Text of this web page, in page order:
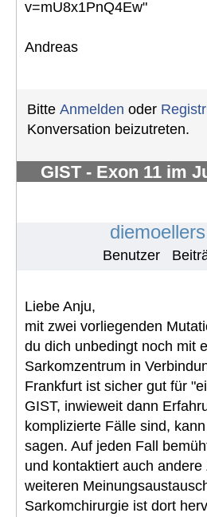
v=mU8x1PnQ4Ew"
Andreas
Bitte Anmelden oder
Konversation beizutreten.
GIST - Exon 11 im
diemoellers
Benutzer
Liebe Anju,
mit zwei vorliegenden
du dich unbedingt noch mit
Sarkomzentrum in
Frankfurt ist sicher gut für
GIST, inwieweit dann
komplizierte Fälle sind,
sagen. Auf jeden Fall
und kontaktiert auch andere
weiteren
Sarkomchirurgie ist dort